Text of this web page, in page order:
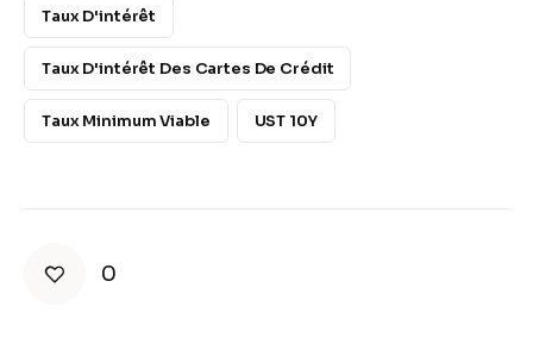
Taux D'intérêt
Taux D'intérêt Des Cartes De Crédit
Taux Minimum Viable UST 10Y
0